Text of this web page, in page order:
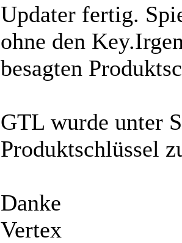
Updater fertig.
ohne den
besagten
GTL wurde unter
Produktschlüssel
Danke
Vertex